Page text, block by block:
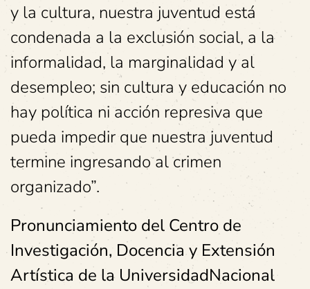
y la cultura, nuestra juventud está
condenada a la exclusión social, a la
informalidad, la marginalidad y al
desempleo; sin cultura y educación no
hay política ni acción represiva que
pueda impedir que nuestra juventud
termine ingresando al crimen
organizado”.
Pronunciamiento del Centro de
Investigación, Docencia y Extensión
Artística de la UniversidadNacional